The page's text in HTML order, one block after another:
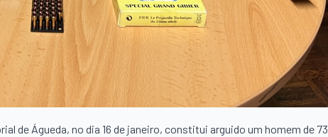
de Águeda, no dia 16 de janeiro, constitui arguido um homem de 73